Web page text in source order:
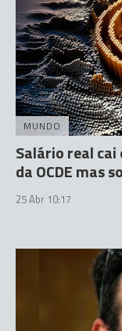
MUNDO
Salário real cai
da OCDE mas
25 Abr 10:17